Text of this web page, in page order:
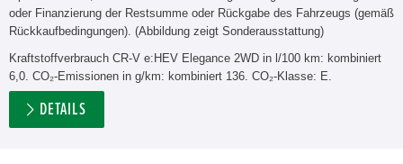
oder Finanzierung der Restsumme oder Rückgabe des Fahrzeugs (gemäß
Rückkaufbedingungen). (Abbildung zeigt Sonderausstattung)
Kraftstoffverbrauch CR-V e:HEV Elegance 2WD in l/100 km: kombiniert
6,0. CO₂-Emissionen in g/km: kombiniert 136. CO₂-Klasse: E.
DETAILS